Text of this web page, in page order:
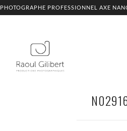
PHOTOGRAPHE PROFESSIONNEL AXE